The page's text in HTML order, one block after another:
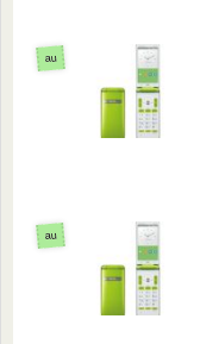
au
au